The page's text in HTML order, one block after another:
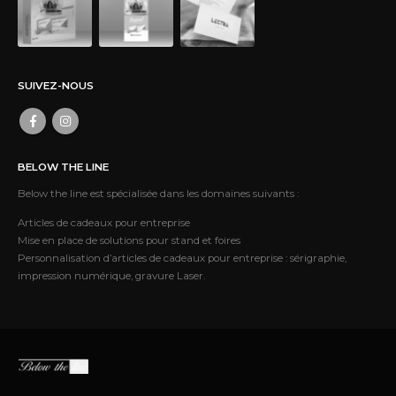
SUIVEZ-NOUS
BELOW THE LINE
Below the line est spécialisée dans les domaines suivants :
Articles de cadeaux pour entreprise
Mise en place de solutions pour stand et foires
Personnalisation d’articles de cadeaux pour entreprise : sérigraphie,
impression numérique, gravure Laser.